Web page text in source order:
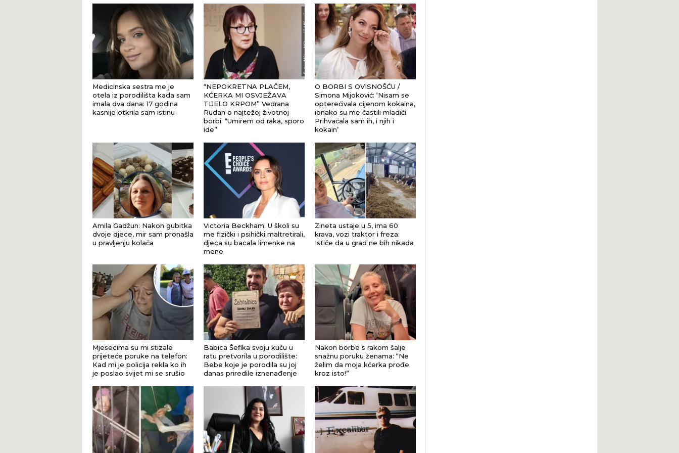
Medicinska sestra me je
otela iz porodilišta kada sam
imala dva dana: 17 godina
kasnije otkrila sam istinu
“NEPOKRETNA PLAČEM,
KĆERKA MI OSVJEŽAVA
TIJELO KRPOM” Vedrana
Rudan o najtežoj životnoj
borbi: “Umirem od raka, sporo
ide”
O BORBI S OVISNOŠĆU /
Simona Mijoković: ‘Nisam se
opterećivala cijenom kokaina,
ionako su me častili mladići.
Prihvaćala sam ih, i njih i
kokain’
Amila Gadžun: Nakon gubitka
dvoje djece, mir sam pronašla
u pravljenju kolača
Victoria Beckham: U školi su
me fizički i psihički maltretirali,
djeca su bacala limenke na
mene
Zineta ustaje u 5, ima 60
krava, vozi traktor i freza:
Ističe da u grad ne bih nikada
Mjesecima su mi stizale
prijeteće poruke na telefon:
Kad mi je policija rekla ko ih
je poslao svijet mi se srušio
Babica Šefika svoju kuću u
ratu pretvorila u porodilište:
Bebe koje je porodila su joj
danas priredile iznenađenje
Nakon borbe s rakom šalje
snažnu poruku ženama: “Ne
želim da moja kćerka prođe
kroz isto!”